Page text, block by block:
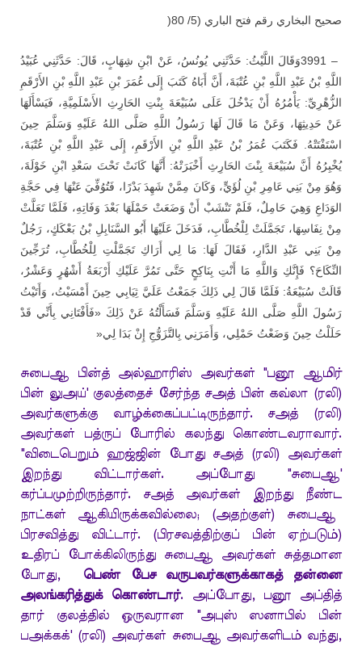
صحيح البخاري رقم فتح الباري (5/ 80 )
3991 –وَقَالَ اللَّيْثُ: حَدَّثَنِي يُونُسُ، عَنْ ابْنِ شِهَابٍ، قَالَ: حَدَّثَنِي عُبَيْدُ
اللَّهِ بْنُ عَبْدِ اللَّهِ بْنِ عُتْبَةَ، أَنَّ أَبَاهُ كَتَبَ إِلَى عُمَرَ بْنِ عَبْدِ اللَّهِ بْنِ الأَرْقَمِ
الزُّهْرِيِّ: يَأْمُرُهُ أَنْ يَدْخُلَ عَلَى سُبَيْعَةَ بِنْتِ الحَارِثِ الأَسْلَمِيَّةِ، فَيَسْأَلَهَا
عَنْ حَدِيثِهَا، وَعَنْ مَا قَالَ لَهَا رَسُولُ اللَّهِ صَلَّى اللهُ عَلَيْهِ وَسَلَّمَ حِينَ
اسْتَفْتَتْهُ. فَكَتَبَ عُمَرُ بْنُ عَبْدِ اللَّهِ بْنِ الأَرْقَمِ، إِلَى عَبْدِ اللَّهِ بْنِ عُتْبَةَ،
يُخْبِرُهُ أَنَّ سُبَيْعَةَ بِنْتَ الحَارِثِ أَخْبَرَتْهُ: أَنَّهَا كَانَتْ تَحْتَ سَعْدِ ابْنِ خَوْلَةَ،
وَهُوَ مِنْ بَنِي عَامِرِ بْنِ لُؤَيٍّ، وَكَانَ مِمَّنْ شَهِدَ بَدْرًا، فَتُوُفِّيَ عَنْهَا فِي حَجَّةِ
الوَدَاعِ وَهِيَ حَامِلٌ، فَلَمْ تَنْشَبْ أَنْ وَضَعَتْ حَمْلَهَا بَعْدَ وَفَاتِهِ، فَلَمَّا تَعَلَّتْ
مِنْ نِفَاسِهَا، تَجَمَّلَتْ لِلْخُطَّابِ، فَدَخَلَ عَلَيْهَا أَبُو السَّنَابِلِ بْنُ بَعْكَكٍ، رَجُلٌ
مِنْ بَنِي عَبْدِ الدَّارِ، فَقَالَ لَهَا: مَا لِي أَرَاكِ تَجَمَّلْتِ لِلْخُطَّابِ، تُرَجِّينَ
النِّكَاحَ؟ فَإِنَّكِ وَاللَّهِ مَا أَنْتِ بِنَاكِحٍ حَتَّى تَمُرَّ عَلَيْكِ أَرْبَعَةُ أَشْهُرٍ وَعَشْرٌ،
قَالَتْ سُبَيْعَةُ: فَلَمَّا قَالَ لِي ذَلِكَ جَمَعْتُ عَلَيَّ ثِيَابِي حِينَ أَمْسَيْتُ، وَأَتَيْتُ
رَسُولَ اللَّهِ صَلَّى اللهُ عَلَيْهِ وَسَلَّمَ فَسَأَلْتُهُ عَنْ ذَلِكَ «فَأَفْتَانِي بِأَنِّي قَدْ
حَلَلْتُ حِينَ وَضَعْتُ حَمْلِي، وَأَمَرَنِي بِالتَّزَوُّجِ إِنْ بَدَا لِي»
சுபைஆ பின்த் அல்ஹாரிஸ் அவர்கள் "பனூ ஆமிர்
பின் லுஅய்' குலத்தைச் சேர்ந்த சஅத் பின் கவ்லா (ரலி)
அவர்களுக்கு வாழ்க்கைப்பட்டிருந்தார். சஅத் (ரலி)
அவர்கள் பத்ருப் போரில் கலந்து கொண்டவராவார்.
"விடைபெறும் ஹஜ்ஜின் போது சஅத் (ரலி) அவர்கள்
இறந்து விட்டார்கள். அப்போது "சுபைஆ'
கர்ப்பமுற்றிருந்தார். சஅத் அவர்கள் இறந்து நீண்ட
நாட்கள் ஆகியிருக்கவில்லை; (அதற்குள்) சுபைஆ
பிரசவித்து விட்டார். (பிரசவத்திற்குப் பின் ஏற்படும்)
உதிரப் போக்கிலிருந்து சுபைஆ அவர்கள் சுத்தமான
போது, பெண் பேச வருபவர்களுக்காகத் தன்னை
அலங்கரித்துக் கொண்டார். அப்போது, பனூ அப்தித்
தார் குலத்தில் ஒருவரான "அபுஸ் ஸனாபில் பின்
பஅக்கக்' (ரலி) அவர்கள் சுபைஆ அவர்களிடம் வந்து,